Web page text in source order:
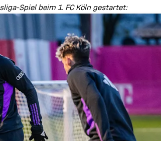
Spiel beim 1. FC Köln gestartet: